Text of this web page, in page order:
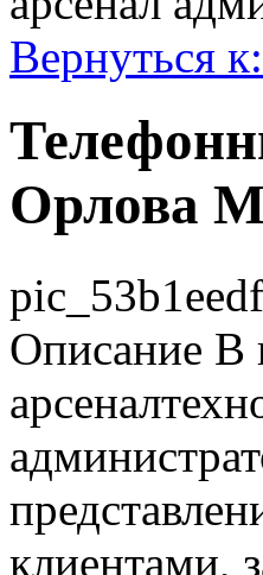
Вернуться
Орлова
Описание В
клиентами,